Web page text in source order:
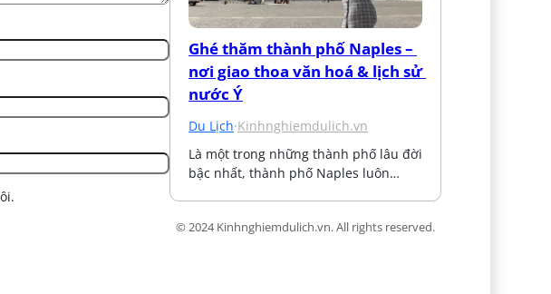
Ghé thăm thành phố Naples –
nơi giao thoa văn hoá & lịch sử
nước Ý
Du Lịch·Kinhnghiemdulich.vn
Là một trong những thành phố lâu đời
bậc nhất, thành phố Naples luôn…
© 2024 Kinhnghiemdulich.vn. All rights reserved.